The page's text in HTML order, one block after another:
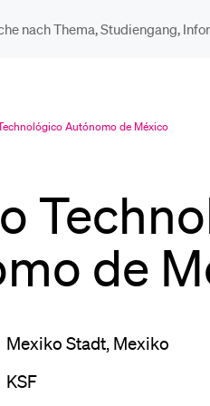
Autónomo de México
de
Mexiko Stadt, Mexiko
KSF
und